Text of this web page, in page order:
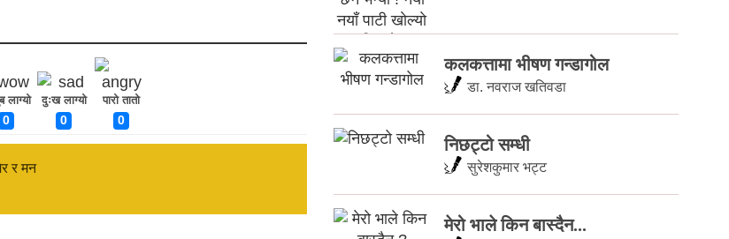
लाग्यो
0
दुःख लाग्यो
0
पारो तातो
0
र मन
कलकत्तामा भीषण गन्डागोल
डा. नवराज खतिवडा
निछट्टो सम्धी
सुरेशकुमार भट्ट
मेरो भाले किन बास्दैन...